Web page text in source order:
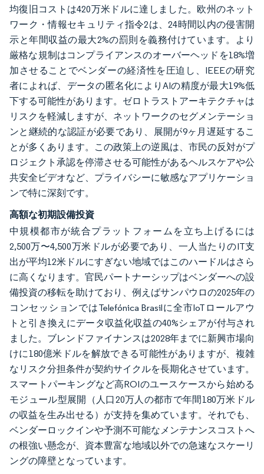
均復旧コストは420万米ドルに達しました。欧州のネット
ワーク・情報セキュリティ指令2は、24時間以内の侵害開
示と年間収益の最大2%の罰則を義務付けています。より
厳格な規制はコンプライアンスのオーバーヘッドを18%増
加させることでベンダーの経済性を圧迫し、IEEEの研究
者によれば、データの匿名化によりAIの精度が最大19%低
下する可能性があります。ゼロトラストアーキテクチャは
リスクを軽減しますが、ネットワークのセグメンテーショ
ンと継続的な認証が必要であり、展開が9ヶ月遅延するこ
とが多くあります。この政策上の逆風は、市民の反対がプ
ロジェクト承認を停滞させる可能性があるヘルスケアや公
共安全ビデオなど、プライバシーに敏感なアプリケーショ
ンで特に深刻です。
高額な初期設備投資
中規模都市が統合プラットフォームを立ち上げるには
2,500万〜4,500万米ドルが必要であり、一人当たりのIT支
出が平均12米ドルにすぎない地域ではこのハードルはさら
に高くなります。官民パートナーシップはベンダーへの設
備投資の移転を助けており、例えばサンパウロの2025年の
コンセッションではTelefónica Brasilに全市IoTロールアウ
トと引き換えにデータ収益化収益の40%シェアが付与され
ました。ブレンドファイナンスは2028年までに新興市場向
けに180億米ドルを解放できる可能性がありますが、複雑
なリスク分担条件が契約サイクルを長期化させています。
スマートパーキングなど高ROIのユースケースから始める
モジュール型展開（人口20万人の都市で年間180万米ドル
の収益を生み出せる）が支持を集めています。それでも、
ベンダーロックインや予測不可能なメンテナンスコストへ
の根強い懸念が、資本豊富な地域以外での急速なスケーリ
ングの障壁となっています。